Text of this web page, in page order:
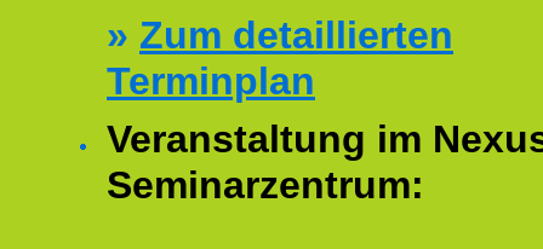
» Zum detaillierten
Terminplan
Veranstaltung im
Seminarzentrum: